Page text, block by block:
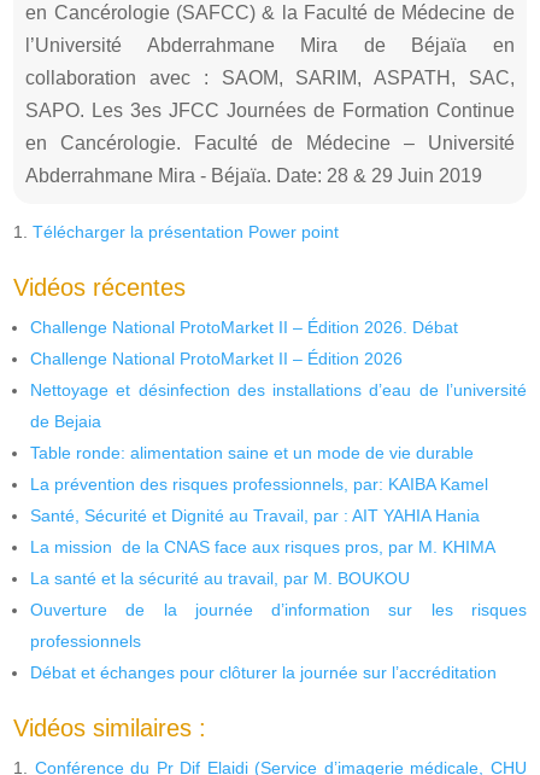
en Cancérologie (SAFCC) & la Faculté de Médecine de
l’Université Abderrahmane Mira de Béjaïa en
collaboration avec : SAOM, SARIM, ASPATH, SAC,
SAPO. Les 3es JFCC Journées de Formation Continue
en Cancérologie. Faculté de Médecine – Université
Abderrahmane Mira - Béjaïa. Date: 28 & 29 Juin 2019
Télécharger la présentation Power point
Vidéos récentes
Challenge National ProtoMarket II – Édition 2026. Débat
Challenge National ProtoMarket II – Édition 2026
Nettoyage et désinfection des installations d’eau de l’université
de Bejaia
Table ronde: alimentation saine et un mode de vie durable
La prévention des risques professionnels, par: KAIBA Kamel
Santé, Sécurité et Dignité au Travail, par : AIT YAHIA Hania
La mission de la CNAS face aux risques pros, par M. KHIMA
La santé et la sécurité au travail, par M. BOUKOU
Ouverture de la journée d’information sur les risques
professionnels
Débat et échanges pour clôturer la journée sur l’accréditation
Vidéos similaires :
Conférence du Pr Dif Elaidi (Service d’imagerie médicale, CHU